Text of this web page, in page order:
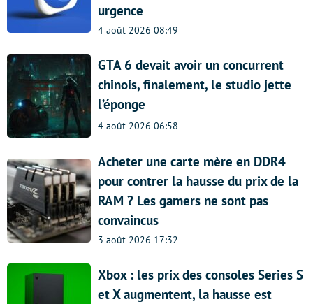
urgence
4 août 2026 08:49
GTA 6 devait avoir un concurrent
chinois, finalement, le studio jette
l’éponge
4 août 2026 06:58
Acheter une carte mère en DDR4
pour contrer la hausse du prix de la
RAM ? Les gamers ne sont pas
convaincus
3 août 2026 17:32
Xbox : les prix des consoles Series S
et X augmentent, la hausse est